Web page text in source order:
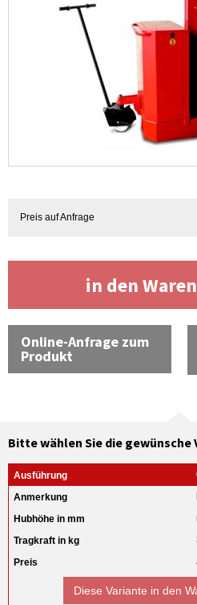
Preis auf Anfrage
in den
Online-Anfrage zum
Produkt
Bitte wählen Sie die gewünsche
Diese Variante in den